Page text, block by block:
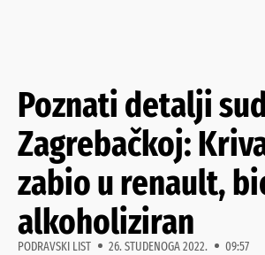
Poznati detalji
Zagrebačkoj:
zabio u renault,
alkoholiziran
PODRAVSKI LIST 26. STUDENOGA 2022. 09:57